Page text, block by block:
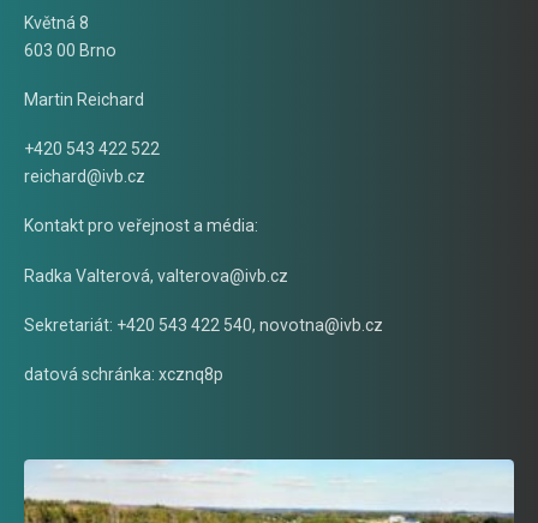
Květná 8
603 00 Brno
Martin Reichard
+420 543 422 522
reichard@ivb.cz
Kontakt pro veřejnost a média:
Radka Valterová, valterova@ivb.cz
Sekretariát: +420 543 422 540, novotna@ivb.cz
datová schránka: xcznq8p